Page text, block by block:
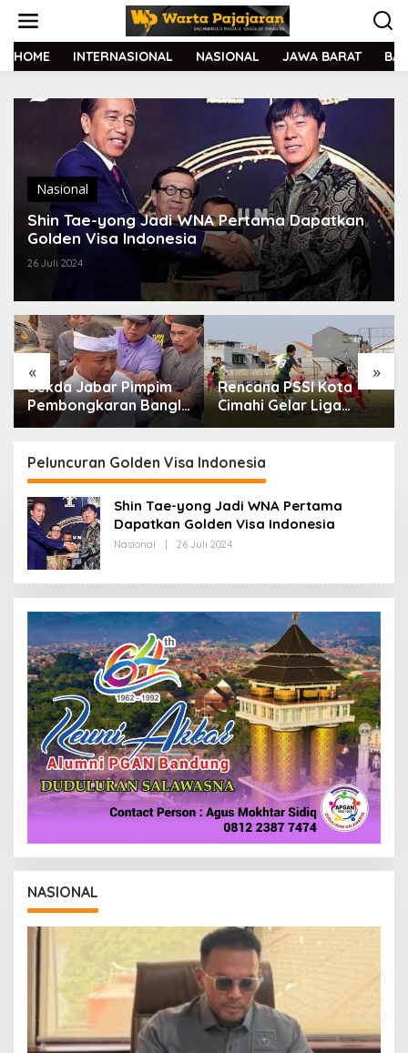
t
HOME INTERNASIONAL NASIONAL JAWA BARAT
Nasional
Shin Tae-yong Jadi WNA Pertama Dapatkan
Golden Visa Indonesia
26 Juli 2024
« »
Sekda Jabar Pimpim
Pembongkaran Bangli
dan Penertiban PKL
Rencana PSSI Kota
Cimahi Gelar Liga
Internasional 2026,
Siap Hadir
Peluncuran Golden Visa Indonesia
Shin Tae-yong Jadi WNA Pertama
Dapatkan Golden Visa Indonesia
Nasional 26 Juli 2024
H
R
K
S
I
NASIONAL